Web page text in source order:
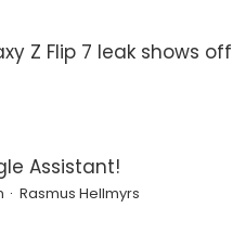
Z Flip 7 leak shows
Assistant!
Rasmus Hellmyrs